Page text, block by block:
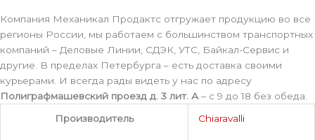
Компания Механикал Продактс отгружает продукцию во все
регионы России, мы работаем с большинством транспортных
компаний – Деловые Линии, СДЭК, УТС, Байкал-Сервис и
другие. В пределах Петербурга – есть доставка своими
курьерами. И всегда рады видеть у нас по адресу
Полиграфмашевский проезд д. 3 лит. А – с 9 до 18 без обеда.
Производитель
Chiaravalli